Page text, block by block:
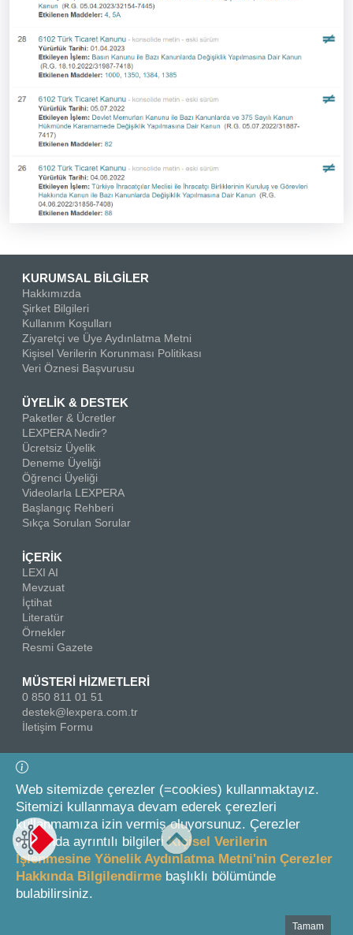
KURUMSAL BİLGİLER
Hakkımızda
Şirket Bilgileri
Kullanım Koşulları
Ziyaretçi ve Üye Aydınlatma Metni
Kişisel Verilerin Korunması Politikası
Veri Öznesi Başvurusu
ÜYELİK & DESTEK
Paketler & Ücretler
LEXPERA Nedir?
Ücretsiz Üyelik
Deneme Üyeliği
Öğrenci Üyeliği
Videolarla LEXPERA
Başlangıç Rehberi
Sıkça Sorulan Sorular
İÇERİK
LEXI AI
Mevzuat
İçtihat
Literatür
Örnekler
Resmi Gazete
MÜSTERİ HİZMETLERİ
0 850 811 01 51
destek@lexpera.com.tr
İletişim Formu
Bizi Takip Edin
© 2026 On İki Levha Yayıncılık A.Ş.
Web sitemizde çerezler (=cookies) kullanmaktayız.
Sitemizi kullanmaya devam ederek çerezleri
kullanmamıza izin vermiş oluyorsunuz. Çerezler
hakkında ayrıntılı bilgileriKişisel Verilerin
İşlenmesine Yönelik Aydınlatma Metni'nin Çerezler
Hakkında Bilgilendirme başlıklı bölümünde
bulabilirsiniz.
Tamam